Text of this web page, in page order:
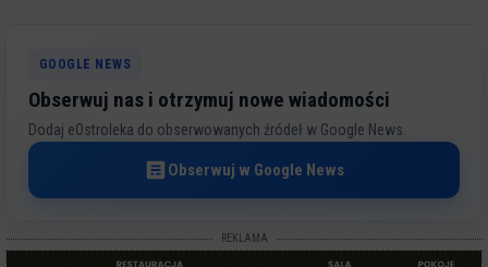
GOOGLE NEWS
Obserwuj nas i otrzymuj nowe wiadomości
Dodaj eOstroleka do obserwowanych źródeł w Google News.
Obserwuj w Google News
REKLAMA